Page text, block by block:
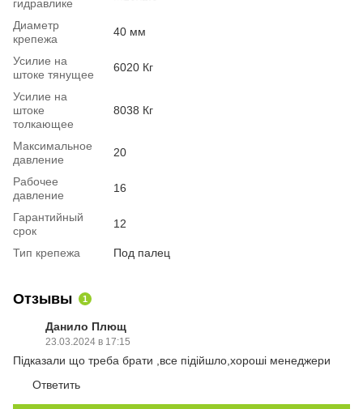
гидравлике
Диаметр
крепежа
40 мм
Усилие на
штоке тянущее
6020 Кг
Усилие на
штоке
толкающее
8038 Кг
Максимальное
давление
20
Рабочее
давление
16
Гарантийный
срок
12
Тип крепежа Под палец
Отзывы 1
Данило Плющ
23.03.2024 в 17:15
Підказали що треба брати ,все підійшло,хороші менеджери
Ответить